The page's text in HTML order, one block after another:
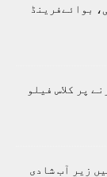
بوائےفرینڈ
پر کلاس فیلو
زیرِ آب شادی